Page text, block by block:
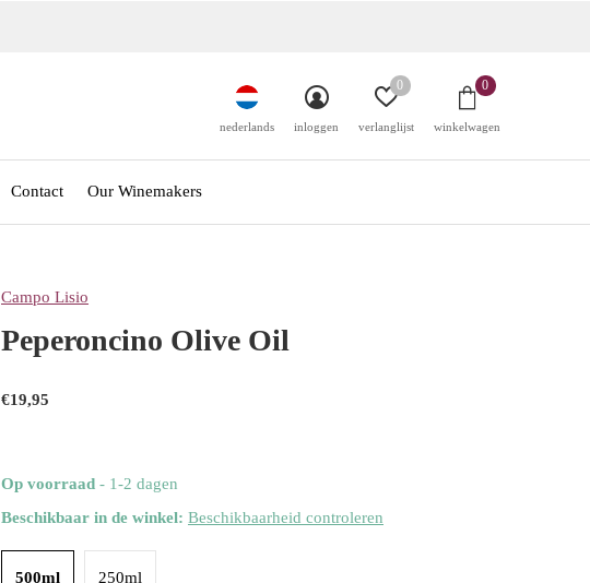
Contact Our Winemakers
nederlands inloggen verlanglijst
0
winkelwagen
0
Campo Lisio
Peperoncino Olive Oil
€19,95
Op voorraad - 1-2 dagen
Beschikbaar in de winkel: Beschikbaarheid controleren
500ml 250ml